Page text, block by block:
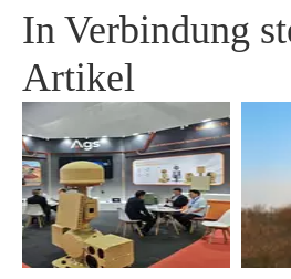
In Verbindung
Artikel